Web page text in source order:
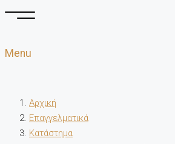
Menu
Αρχική
Επαγγελματικά
Κατάστημα